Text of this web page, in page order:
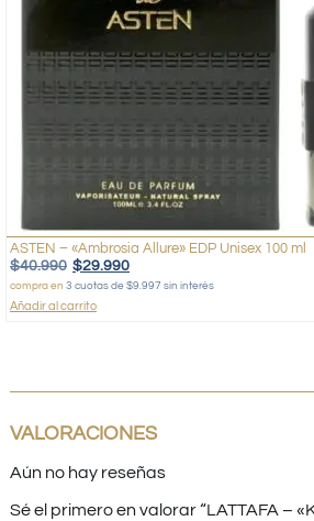
ASTEN – «Ambrosia Allure» EDP Unisex 100 ml
$40.990 $29.990
compra en 3 cuotas de $9.997 sin interés
Añadir al carrito
VALORACIONES
Aún no hay reseñas
Sé el primero en valorar “LATTAFA –